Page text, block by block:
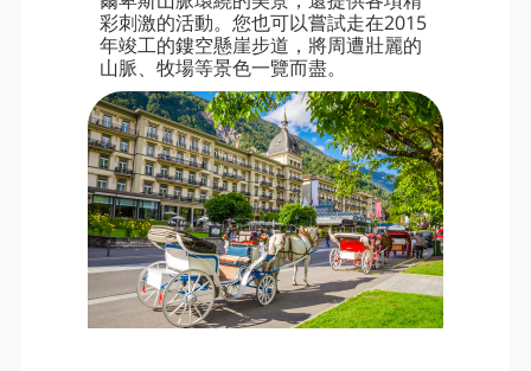
彩刺激的活動。您也可以嘗試走在2015
年竣工的鏤空懸崖步道，將周遭壯麗的
山脈、牧場等景色一覽而盡。